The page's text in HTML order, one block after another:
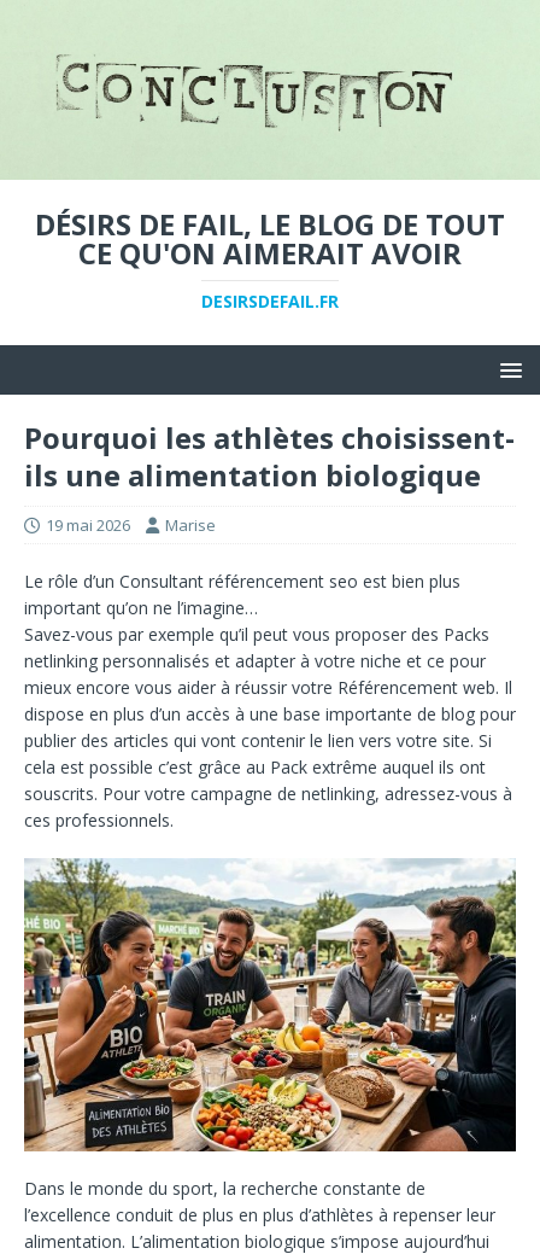
DÉSIRS DE FAIL, LE BLOG DE TOUT
CE QU'ON AIMERAIT AVOIR
DESIRSDEFAIL.FR
Pourquoi les athlètes choisissent-
ils une alimentation biologique
19 mai 2026 Marise
Le rôle d’un Consultant référencement seo est bien plus
important qu’on ne l’imagine…
Savez-vous par exemple qu’il peut vous proposer des Packs
netlinking personnalisés et adapter à votre niche et ce pour
mieux encore vous aider à réussir votre Référencement web. Il
dispose en plus d’un accès à une base importante de blog pour
publier des articles qui vont contenir le lien vers votre site. Si
cela est possible c’est grâce au Pack extrême auquel ils ont
souscrits. Pour votre campagne de netlinking, adressez-vous à
ces professionnels.
Dans le monde du sport, la recherche constante de
l’excellence conduit de plus en plus d’athlètes à repenser leur
alimentation. L’alimentation biologique s’impose aujourd’hui